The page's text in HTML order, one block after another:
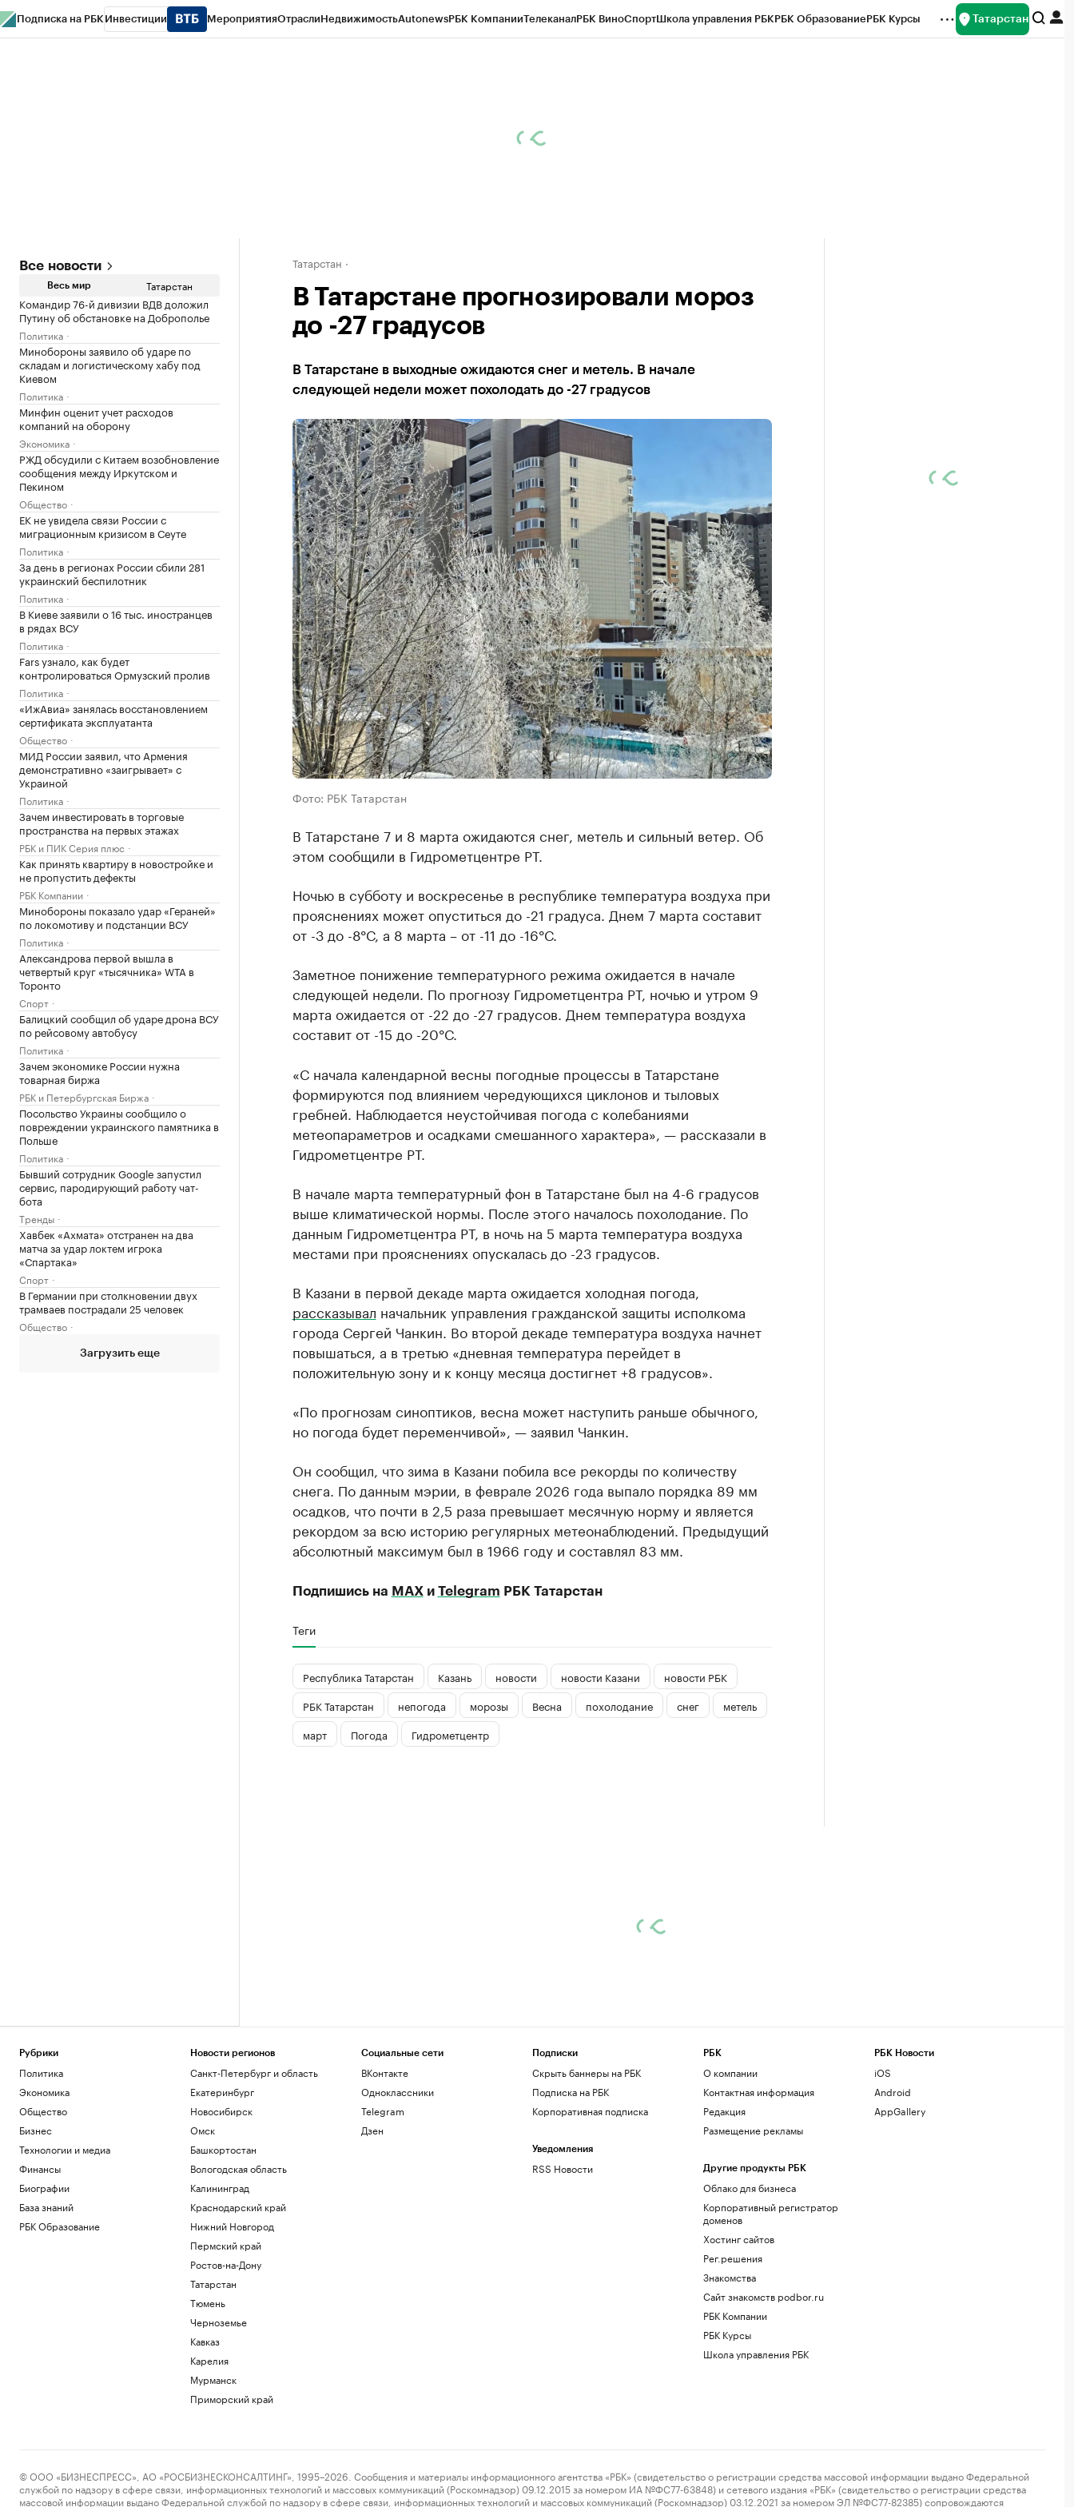
Подписка на РБК Инвестиции МероприятияОтраслиНедвижимостьAutonewsРБК КомпанииТелеканалРБК ВиноСпортШкола управления РБКРБК ОбразованиеРБК Курсы Татарстан
Все новости
Весь мир Татарстан
Командир 76-й дивизии ВДВ доложил
Путину об обстановке на Доброполье
Политика
Минобороны заявило об ударе по
складам и логистическому хабу под
Киевом
Политика
Минфин оценит учет расходов
компаний на оборону
Экономика
РЖД обсудили с Китаем возобновление
сообщения между Иркутском и
Пекином
Общество
ЕК не увидела связи России с
миграционным кризисом в Сеуте
Политика
За день в регионах России сбили 281
украинский беспилотник
Политика
В Киеве заявили о 16 тыс. иностранцев
в рядах ВСУ
Политика
Fars узнало, как будет
контролироваться Ормузский пролив
Политика
«ИжАвиа» занялась восстановлением
сертификата эксплуатанта
Общество
МИД России заявил, что Армения
демонстративно «заигрывает» с
Украиной
Политика
Зачем инвестировать в торговые
пространства на первых этажах
РБК и ПИК Серия плюс
Как принять квартиру в новостройке и
не пропустить дефекты
РБК Компании
Минобороны показало удар «Гераней»
по локомотиву и подстанции ВСУ
Политика
Александрова первой вышла в
четвертый круг «тысячника» WTA в
Торонто
Спорт
Балицкий сообщил об ударе дрона ВСУ
по рейсовому автобусу
Политика
Зачем экономике России нужна
товарная биржа
РБК и Петербургская Биржа
Посольство Украины сообщило о
повреждении украинского памятника в
Польше
Политика
Бывший сотрудник Google запустил
сервис, пародирующий работу чат-
бота
Тренды
Хавбек «Ахмата» отстранен на два
матча за удар локтем игрока
«Спартака»
Спорт
В Германии при столкновении двух
трамваев пострадали 25 человек
Общество
Загрузить еще
Татарстан
В Татарстане прогнозировали мороз
до -27 градусов
В Татарстане в выходные ожидаются снег и метель. В начале
следующей недели может похолодать до -27 градусов
Фото: РБК Татарстан
В Татарстане 7 и 8 марта ожидаются снег, метель и сильный ветер. Об
этом сообщили в Гидрометцентре РТ.
Ночью в субботу и воскресенье в республике температура воздуха при
прояснениях может опуститься до -21 градуса. Днем 7 марта составит
от -3 до -8°С, а 8 марта – от -11 до -16°С.
Заметное понижение температурного режима ожидается в начале
следующей недели. По прогнозу Гидрометцентра РТ, ночью и утром 9
марта ожидается от -22 до -27 градусов. Днем температура воздуха
составит от -15 до -20°С.
«С начала календарной весны погодные процессы в Татарстане
формируются под влиянием чередующихся циклонов и тыловых
гребней. Наблюдается неустойчивая погода с колебаниями
метеопараметров и осадками смешанного характера», — рассказали в
Гидрометцентре РТ.
В начале марта температурный фон в Татарстане был на 4-6 градусов
выше климатической нормы. После этого началось похолодание. По
данным Гидрометцентра РТ, в ночь на 5 марта температура воздуха
местами при прояснениях опускалась до -23 градусов.
В Казани в первой декаде марта ожидается холодная погода,
рассказывал начальник управления гражданской защиты исполкома
города Сергей Чанкин. Во второй декаде температура воздуха начнет
повышаться, а в третью «дневная температура перейдет в
положительную зону и к концу месяца достигнет +8 градусов».
«По прогнозам синоптиков, весна может наступить раньше обычного,
но погода будет переменчивой», — заявил Чанкин.
Он сообщил, что зима в Казани побила все рекорды по количеству
снега. По данным мэрии, в феврале 2026 года выпало порядка 89 мм
осадков, что почти в 2,5 раза превышает месячную норму и является
рекордом за всю историю регулярных метеонаблюдений. Предыдущий
абсолютный максимум был в 1966 году и составлял 83 мм.
Подпишись на MAXи Telegram РБК Татарстан
Теги
Республика Татарстан Казань новости новости Казани
новости РБК
РБК Татарстан
непогода морозы Весна похолодание снег
метель
март
Погода Гидрометцентр
Рубрики
Политика
Экономика
Общество
Бизнес
Технологии и медиа
Финансы
Биографии
База знаний
РБК Образование
Новости регионов
Санкт-Петербург и область
Екатеринбург
Новосибирск
Омск
Башкортостан
Вологодская область
Калининград
Краснодарский край
Нижний Новгород
Пермский край
Ростов-на-Дону
Татарстан
Тюмень
Черноземье
Кавказ
Карелия
Мурманск
Приморский край
Социальные сети
ВКонтакте
Одноклассники
Telegram
Дзен
Подписки
Скрыть баннеры на РБК
Подписка на РБК
Корпоративная подписка
Уведомления
RSS Новости
РБК
О компании
Контактная информация
Редакция
Размещение рекламы
Другие продукты РБК
Облако для бизнеса
Корпоративный регистратор
доменов
Хостинг сайтов
Рег.решения
Знакомства
Сайт знакомств podbor.ru
РБК Компании
РБК Курсы
Школа управления РБК
РБК Новости
iOS
Android
AppGallery
© ООО «БИЗНЕСПРЕСС», АО «РОСБИЗНЕСКОНСАЛТИНГ», 1995–2026. Сообщения и материалы информационного агентства «РБК» (свидетельство о регистрации средства массовой информации выдано Федеральной
службой по надзору в сфере связи, информационных технологий и массовых коммуникаций (Роскомнадзор) 09.12.2015 за номером ИА №ФС77-63848) и сетевого издания «РБК» (свидетельство о регистрации средства
массовой информации выдано Федеральной службой по надзору в сфере связи, информационных технологий и массовых коммуникаций (Роскомнадзор) 03.12.2021 за номером ЭЛ №ФС77-82385) сопровождаются